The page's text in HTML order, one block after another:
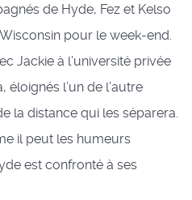
de Hyde, Fez et Kelso
pour le week-end.
Jackie à l’université privée
éloignés l’un de l’autre
la distance qui les séparera.
il peut les humeurs
est confronté à ses